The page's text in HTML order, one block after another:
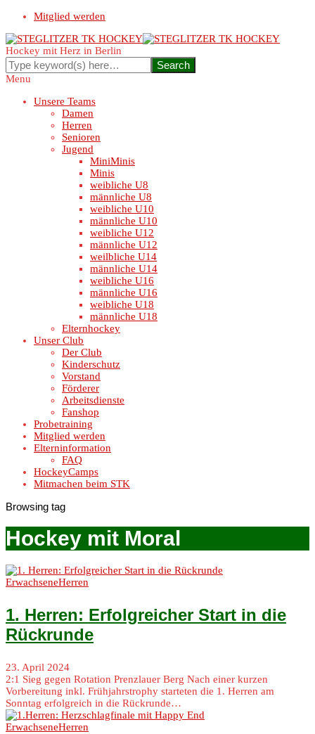
Mitglied werden
Hockey mit Herz in Berlin
Menu
Unsere Teams
Damen
Herren
Senioren
Jugend
MiniMinis
Minis
weibliche U8
männliche U8
weibliche U10
männliche U10
weibliche U12
männliche U12
weilbliche U14
männliche U14
weibliche U16
männliche U16
weibliche U18
männliche U18
Elternhockey
Unser Club
Der Club
Kinderschutz
Vorstand
Förderer
Arbeitsdienste
Fanshop
Probetraining
Mitglied werden
Elterninformation
FAQ
HockeyCamps
Mitmachen beim STK
Browsing tag
Hockey mit Moral
ErwachseneHerren
1. Herren: Erfolgreicher Start in die
Rückrunde
23. April 2024
2:1 Sieg gegen Rotation Prenzlauer Berg Nach einer kurzen
Vorbereitung inkl. Frühjahrstrophy starteten die 1. Herren am
Sonntag erfolgreich in die Rückrunde…
ErwachseneHerren